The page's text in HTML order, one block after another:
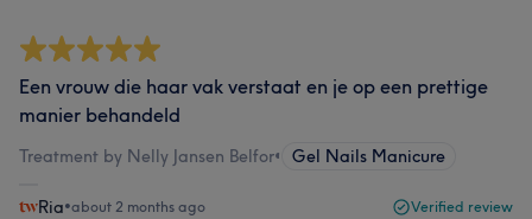
Een vrouw die haar vak verstaat en je op een prettige
manier behandeld
Treatment by Nelly Jansen Belfor• Gel Nails Manicure
Ria•about 2 months ago Verified review